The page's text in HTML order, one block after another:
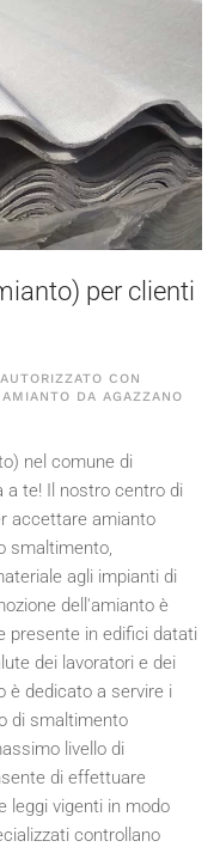
per clienti
CON
DA AGAZZANO
nel comune di
a te! Il nostro centro di
accettare amianto
smaltimento,
agli impianti di
dell'amianto è
presente in edifici datati
dei lavoratori e dei
è dedicato a servire i
di smaltimento
livello di
di effettuare
leggi vigenti in modo
controllano